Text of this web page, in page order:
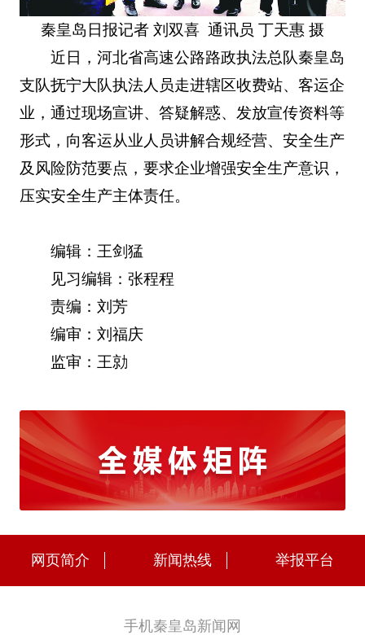
秦皇岛日报记者 刘双喜 通讯员 丁天惠 摄
近日，河北省高速公路路政执法总队秦皇岛
支队抚宁大队执法人员走进辖区收费站、客运企
业，通过现场宣讲、答疑解惑、发放宣传资料等
形式，向客运从业人员讲解合规经营、安全生产
及风险防范要点，要求企业增强安全生产意识，
压实安全生产主体责任。
编辑：王剑猛
见习编辑：张程程
责编：刘芳
编审：刘福庆
监审：王勍
网页简介 新闻热线 举报平台
手机秦皇岛新闻网